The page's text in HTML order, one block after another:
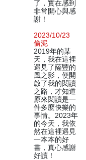
了，實在感到
非常開心與感
謝！
2023/10/23
偷泥
2019年的某
天，我在這裡
遇見了薩豐的
風之影，便開
啟了我的閱讀
之路，才知道
原來閱讀是一
件多麼快樂的
事情。2023年
的今天，我依
然在這裡遇見
一本本的好
書，真心感謝
好讀！